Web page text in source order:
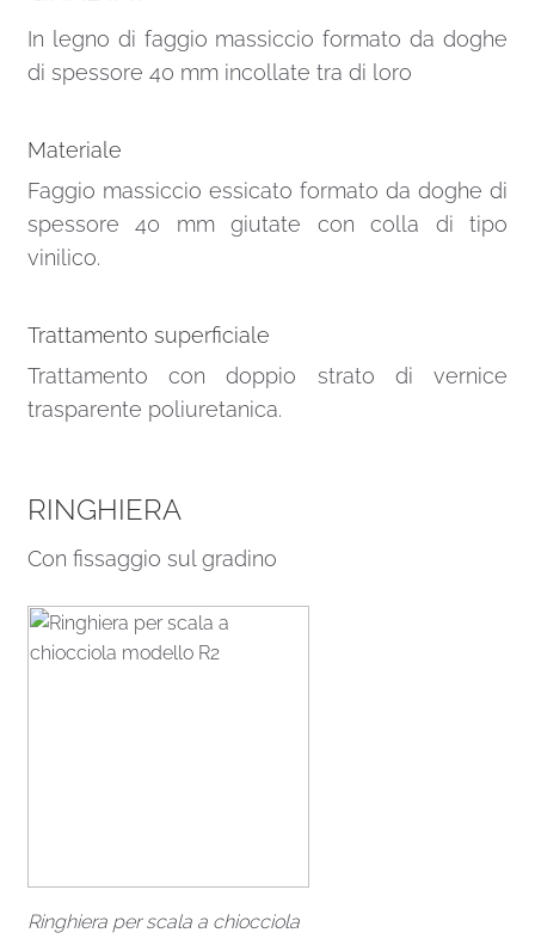
In legno di faggio massiccio formato da doghe
di spessore 40 mm incollate tra di loro
Materiale
Faggio massiccio essicato formato da doghe di
spessore 40 mm giutate con colla di tipo
vinilico.
Trattamento superficiale
Trattamento con doppio strato di vernice
trasparente poliuretanica.
RINGHIERA
Con fissaggio sul gradino
Ringhiera per scala a chiocciola